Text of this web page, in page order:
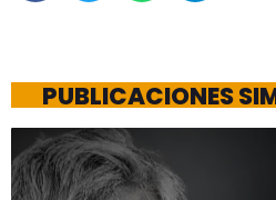
PUBLICACIONES